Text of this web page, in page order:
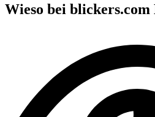
Wieso bei